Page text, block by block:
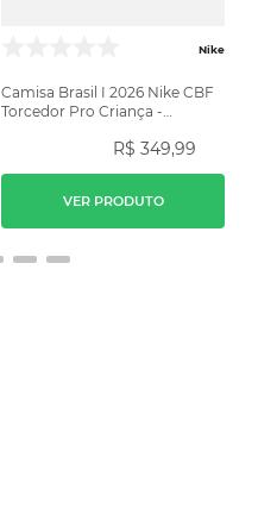
Nike
Camisa Brasil I 2026 Nike CBF
Torcedor Pro Criança -
R$ 349,99
VER PRODUTO